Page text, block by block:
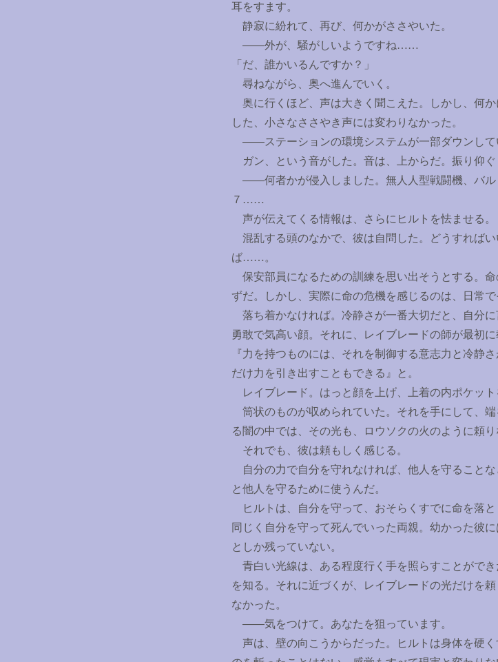
耳をすます。
静寂に紛れて、再び、何かがささやいた。
――外が、騒がしいようですね……
「だ、誰かいるんですか？」
尋ねながら、奥へ進んでいく。
奥に行くほど、声は大きく聞こえた。しかし、何
した、小さなささやき声には変わりなかった。
――ステーションの環境システムが一部ダウンして
ガン、という音がした。音は、上からだ。振り仰ぐ
――何者かが侵入しました。無人人型戦闘機、バル
７ ……
声が伝えてくる情報は、さらにヒルトを怯ませる。
混乱する頭のなかで、彼は自問した。どうすれば
ば…… 。
保安部員になるための訓練を思い出そうとする。
ずだ。しかし、実際に命の危機を感じるのは、日常で
落ち着かなければ。冷静さが一番大切だと、自分に
勇敢で気高い顔。それに、レイブレードの師が最初
『力を持つものには、それを制御する意志力と冷静
だけ力を引き出すこともできる』と。
レイブレード。はっと顔を上げ、上着の内ポケット
筒状のものが収められていた。それを手にして、
る闇の中では、その光も、ロウソクの火のように頼り
それでも、彼は頼もしく感じる。
自分の力で自分を守れなければ、他人を守ること
と他人を守るために使うんだ。
ヒルトは、自分を守って、おそらくすでに命を落と
同じく自分を守って死んでいった両親。幼かった彼
としか残っていない。
青白い光線は、ある程度行く手を照らすことがで
を知る。それに近づくが、レイブレードの光だけを
なかった。
――気をつけて。あなたを狙っています。
声は、壁の向こうからだった。ヒルトは身体を硬